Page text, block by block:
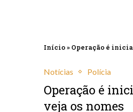
Início» Operação é
Notícias Polícia
Operação é
veja os nomes